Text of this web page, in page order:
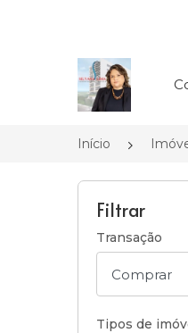
Página inicial
Início
Filtrar
Transação
Tipos de